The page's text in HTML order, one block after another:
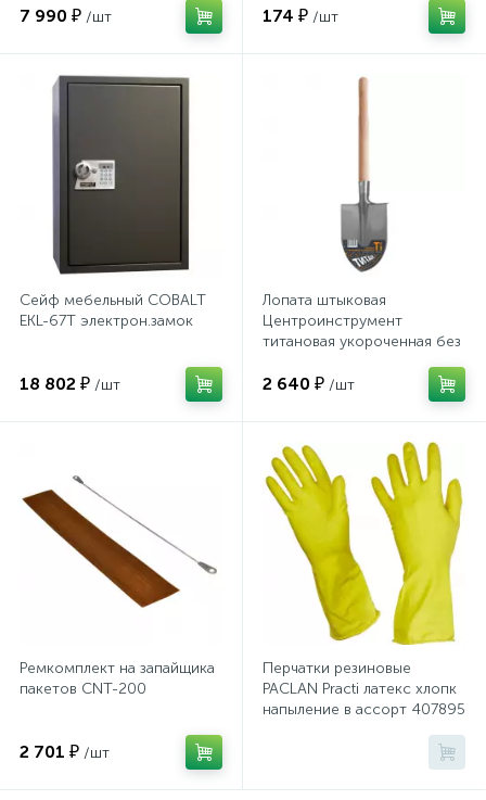
7 990 ₽ /шт 174 ₽ /шт
Сейф мебельный СOBALT
EKL-67Т электрон.замок
18 802 ₽ /шт
Лопата штыковая
Центроинструмент
титановая укороченная без
2 640 ₽ /шт
Ремкомплект на запайщика
пакетов CNT-200
2 701 ₽ /шт
Перчатки резиновые
PACLAN Practi латекс хлопк
напыление в ассорт 407895
Стулья для посетителей
Тележки специализированные
Урны
Флаги
Фурнитура и комплектующие
Фурнитура к дверям
Цветочницы
Шкафы
Шкафы для бумаг